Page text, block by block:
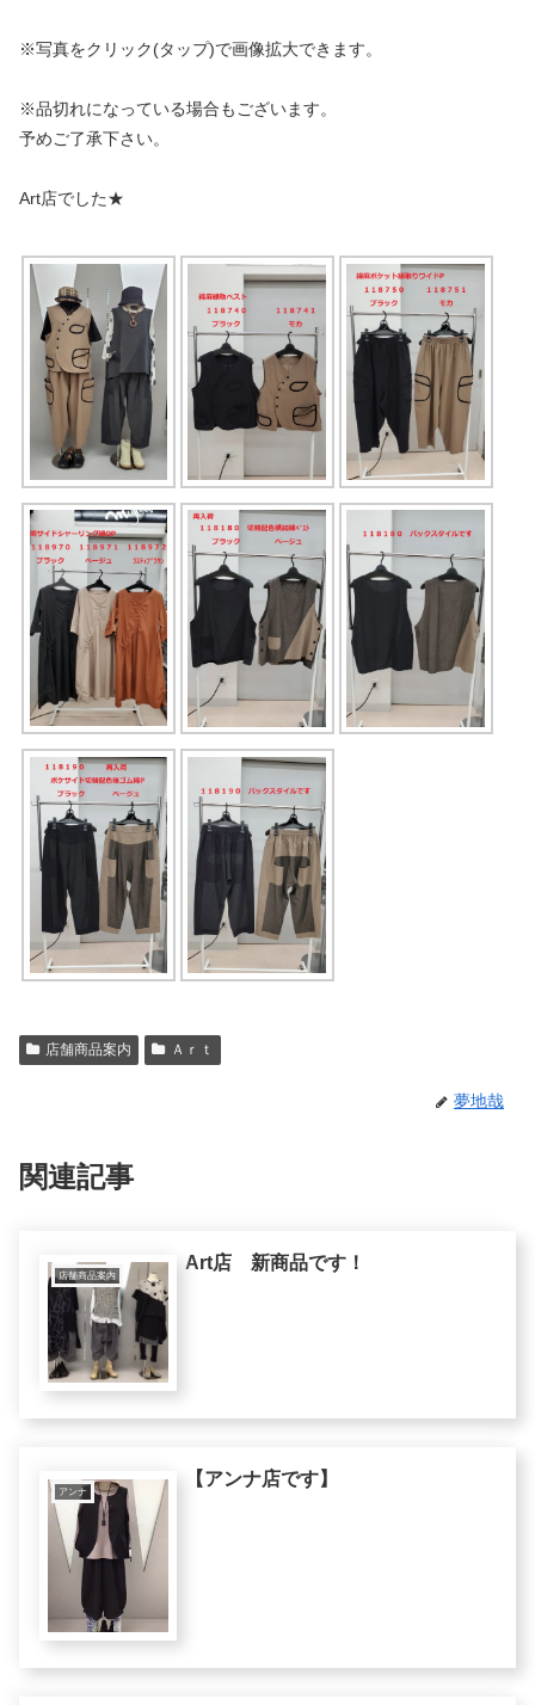
※写真をクリック(タップ)で画像拡大できます。
※品切れになっている場合もございます。
予めご了承下さい。
Art店でした★
店舗商品案内 Ａｒｔ
夢地哉
関連記事
店舗商品案内
Art店 新商品です！
アンナ
【アンナ店です】